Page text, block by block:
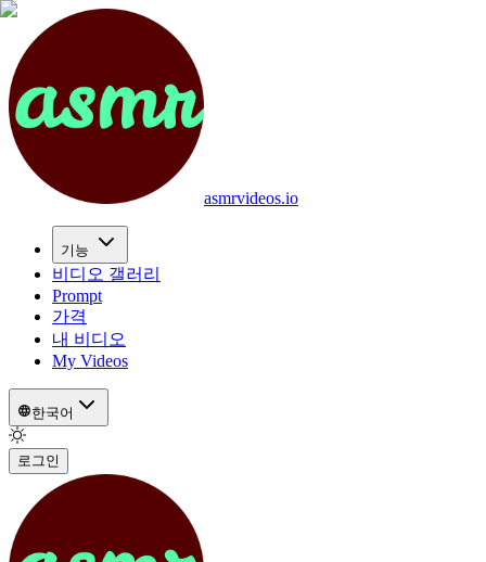
asmrvideos.io
기능
비디오 갤러리
Prompt
가격
내 비디오
My Videos
한국어
로그인